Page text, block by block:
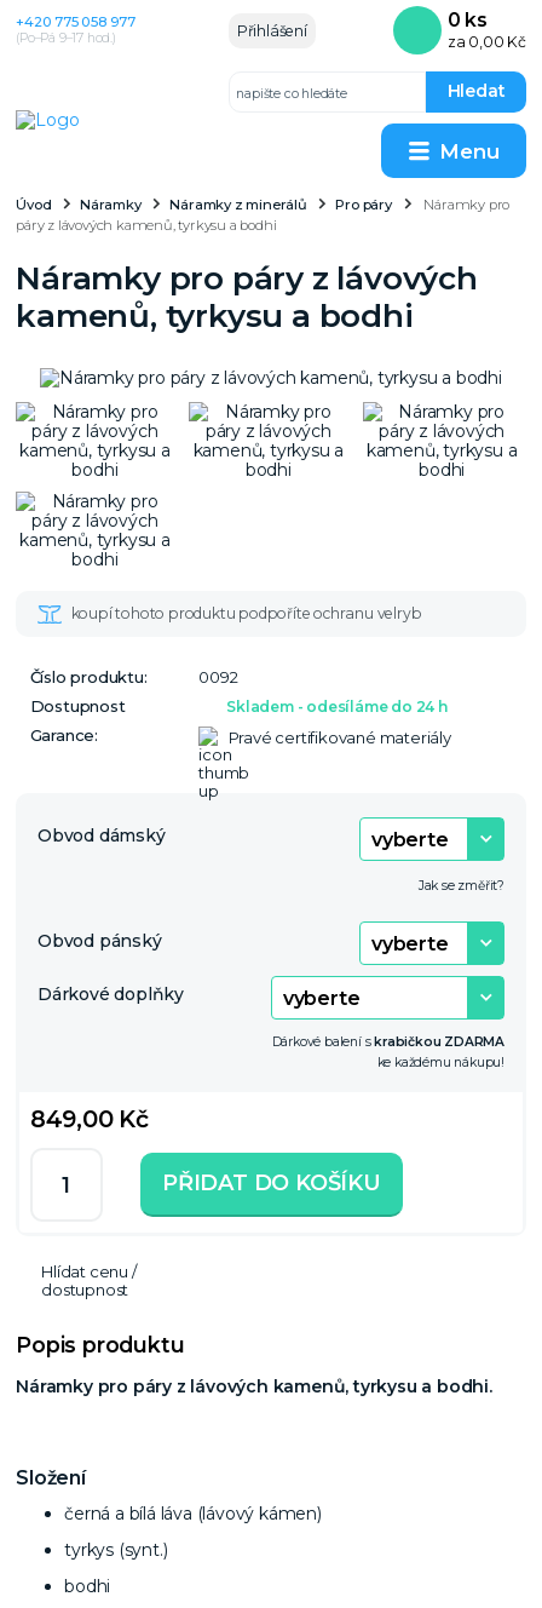
Menu
Přihlášení
Hledat
+420 775 058 977
(Po–Pá 9–17 hod.)
0 ks
za 0,00 Kč
Úvod Náramky Náramky z minerálů Pro páry
Náramky pro
páry z lávových kamenů, tyrkysu a bodhi
Náramky pro páry z lávových
kamenů, tyrkysu a bodhi
Číslo produktu:
0092
Dostupnost
Skladem - odesíláme do 24 h
Garance: Pravé certifikované materiály
Obvod dámský
Jak se změřit?
Obvod pánský
Dárkové doplňky
Dárkové balení skrabičkou ZDARMA
ke každému nákupu!
849,00 Kč
PŘIDAT DO KOŠÍKU
Hlídat cenu /
dostupnost
Popis produktu
Náramky pro páry z lávových kamenů, tyrkysu a bodhi.
Složení
černá a bílá láva (lávový kámen)
tyrkys (synt.)
bodhi